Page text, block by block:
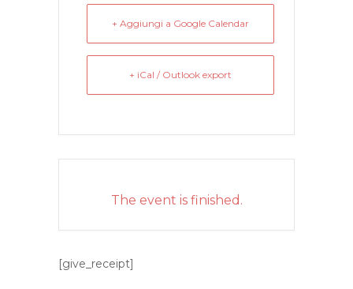
+ Aggiungi a Google Calendar
+ iCal / Outlook export
The event is finished.
[give_receipt]